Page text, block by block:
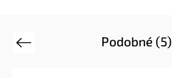
Podobné (5)
Previous